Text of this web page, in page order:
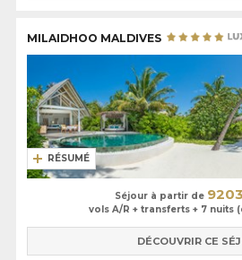
MILAIDHOO MALDIVES
RÉSUMÉ
Séjour à partir de
vols A/R + transferts + 7 nuits
DÉCOUVRIR CE